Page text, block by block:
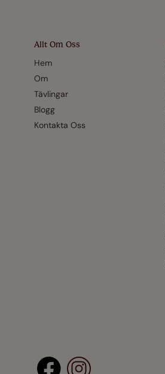
Allt Om Oss
Hem
Om
Tävlingar
Blogg
Kontakta Oss